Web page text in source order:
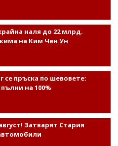
наля до 22 млрд.
на Ким Чен Ун
се пръска по шевовете:
на 100%
Затварят Стария